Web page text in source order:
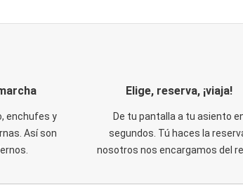
enchufes y
Así son
Elige, reserva, ¡viaja!
De tu pantalla a tu asiento
segundos. Tú haces la
nosotros nos encargamos del